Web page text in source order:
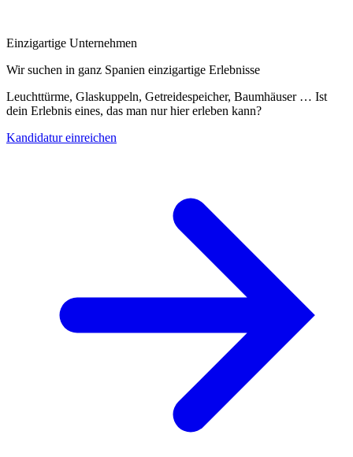
Einzigartige Unternehmen
Wir suchen in ganz Spanien einzigartige Erlebnisse
Leuchttürme, Glaskuppeln, Getreidespeicher, Baumhäuser … Ist
dein Erlebnis eines, das man nur hier erleben kann?
Kandidatur einreichen